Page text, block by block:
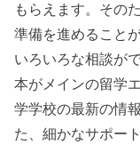
もらえます。その
準備を進めること
いろいろな相談が
本がメインの留学
学学校の最新の情
た、細かなサポー